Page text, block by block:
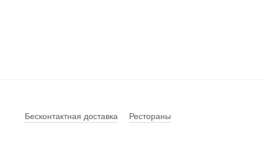
Бесконтактная доставка
Рестораны